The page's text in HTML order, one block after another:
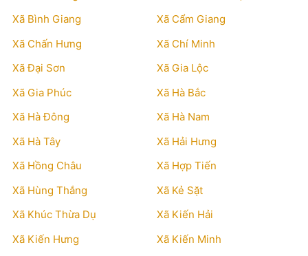
Xã Bình Giang
Xã Cẩm Giang
Xã Chấn Hưng
Xã Chí Minh
Xã Đại Sơn
Xã Gia Lộc
Xã Gia Phúc
Xã Hà Bắc
Xã Hà Đông
Xã Hà Nam
Xã Hà Tây
Xã Hải Hưng
Xã Hồng Châu
Xã Hợp Tiến
Xã Hùng Thắng
Xã Kẻ Sặt
Xã Khúc Thừa Dụ
Xã Kiến Hải
Xã Kiến Hưng
Xã Kiến Minh